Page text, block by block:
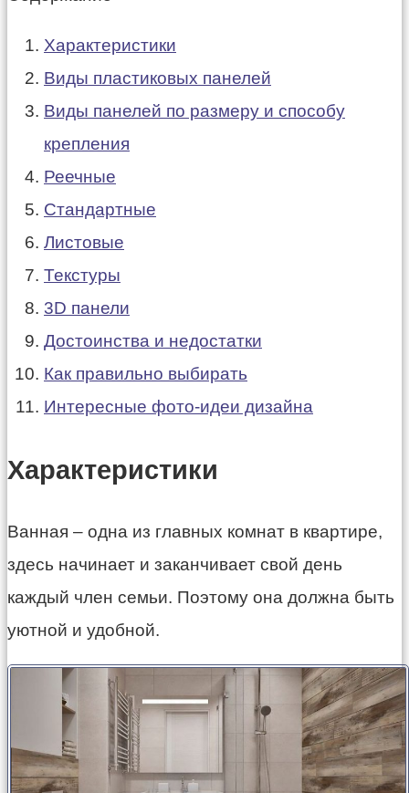
Характеристики
Виды пластиковых панелей
Виды панелей по размеру и способу
крепления
Реечные
Стандартные
Листовые
Текстуры
3D панели
Достоинства и недостатки
Как правильно выбирать
Интересные фото-идеи дизайна
Характеристики
Ванная – одна из главных комнат в квартире,
здесь начинает и заканчивает свой день
каждый член семьи. Поэтому она должна быть
уютной и удобной.